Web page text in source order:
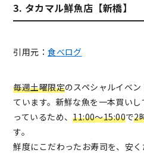
3. タカマル鮮魚店【新橋】
引用元：食べログ
毎週土曜限定のスペシャルイベ
ています。新鮮な魚を一本買い
っているため、11:00〜15:00で2
す。
鮮度にこだわったお寿司を、安